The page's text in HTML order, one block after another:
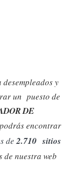
y
un puesto de
DE
encontrar
de2.710 sitios
de nuestra web